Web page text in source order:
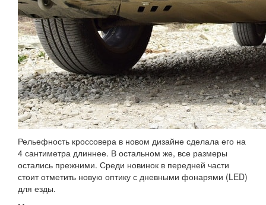
Рельефность кроссовера в новом дизайне сделала его на
4 сантиметра длиннее. В остальном же, все размеры
остались прежними. Среди новинок в передней части
стоит отметить новую оптику с дневными фонарями (LED)
для езды.